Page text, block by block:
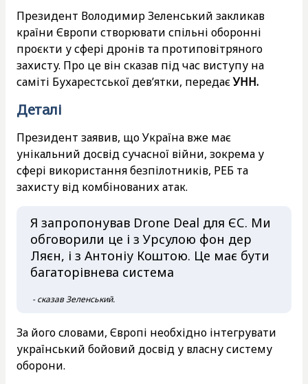
Президент Володимир Зеленський закликав
країни Європи створювати спільні оборонні
проєкти у сфері дронів та протиповітряного
захисту. Про це він сказав під час виступу на
саміті Бухарестської дев’ятки, передаєУНН.
Деталі
Президент заявив, що Україна вже має
унікальний досвід сучасної війни, зокрема у
сфері використання безпілотників, РЕБ та
захисту від комбінованих атак.
Я запропонував Drone Deal для ЄС. Ми
обговорили це і з Урсулою фон дер
Ляєн, і з Антоніу Коштою. Це має бути
багаторівнева система
- сказав Зеленський.
За його словами, Європі необхідно інтегрувати
український бойовий досвід у власну систему
оборони.